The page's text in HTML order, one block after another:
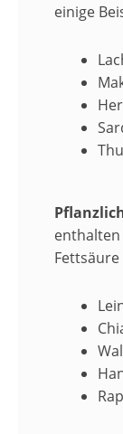
einige
enthalten
Fettsäure